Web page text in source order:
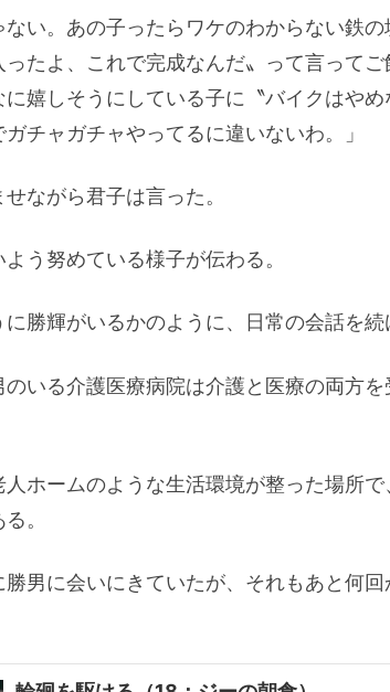
ない。あの子ったらワケのわからない鉄
たよ、これで完成なんだ〟って言って
嬉しそうにしている子に〝バイクはや
チャガチャやってるに違いないわ。」
ながら君子は言った。
う努めている様子が伝わる。
勝輝がいるかのように、日常の会話を続
いる介護医療病院は介護と医療の両方
ホームのような生活環境が整った場所
。
男に会いにきていたが、それもあと何